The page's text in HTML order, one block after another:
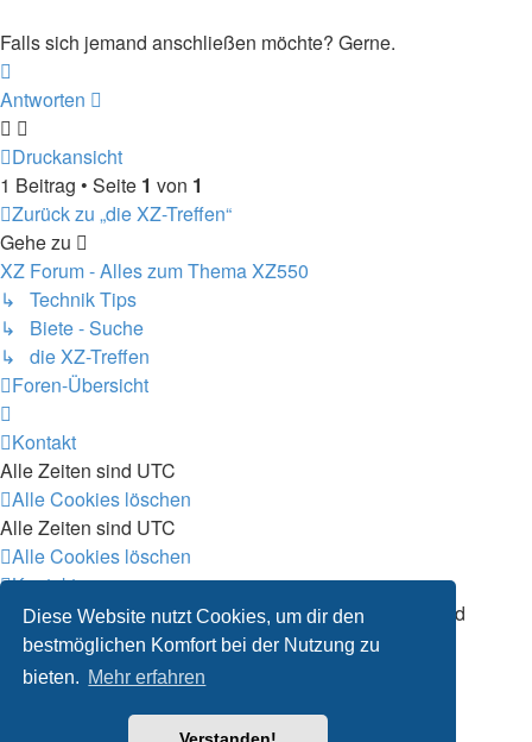
Diese Website nutzt Cookies, um dir den
bestmöglichen Komfort bei der Nutzung zu
bieten. Mehr erfahren
Falls sich jemand anschließen möchte? Gerne.
oben
Antworten
Druckansicht
1 Beitrag • Seite 1 von 1
Zurück zu „die XZ-Treffen“
Gehe zu
XZ Forum - Alles zum Thema XZ550
↳ Technik Tips
↳ Biete - Suche
↳ die XZ-Treffen
Foren-Übersicht
Kontakt
Alle Zeiten sind UTC
Alle Cookies löschen
Alle Zeiten sind UTC
Alle Cookies löschen
Kontakt
Powered byphpBB® Forum Software © phpBB Limited
Deutsche Übersetzung durch phpBB.de
Datenschutz|Nutzungsbedingungen